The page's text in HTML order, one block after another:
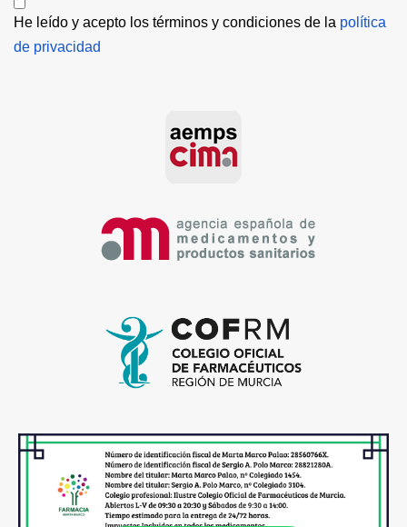
He leído y acepto los términos y condiciones de la política
de privacidad